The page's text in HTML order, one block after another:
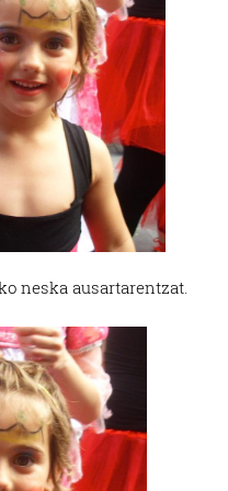
neska ausartarentzat.